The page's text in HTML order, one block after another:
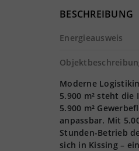
BESCHREIBUNG
Energieausweis
Moderne
5.900 m² steht
5.900 m²
anpassbar. Mit
Stunden-Betrieb
sich in Kissing –